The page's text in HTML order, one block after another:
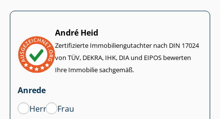
André Heid
Zertifizierte Im­mo­bi­li­en­gut­ach­ter nach DIN 17024
von TÜV, DEKRA, IHK, DIA und EIPOS bewerten
Ihre Immobilie sachgemäß.
Anrede
Herr
Frau